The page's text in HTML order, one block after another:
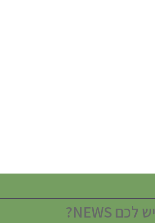
יש לכם NEWS?